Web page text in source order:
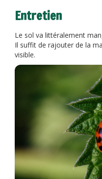
Entretien
Le sol va littéralement
Il suffit de rajouter de la
visible.